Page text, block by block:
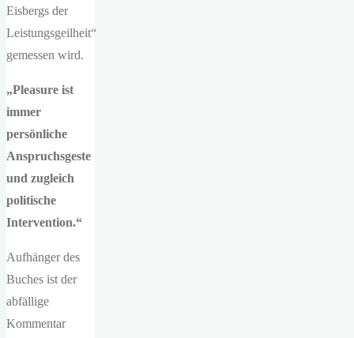
Eisbergs der
Leistungsgeilheit“
gemessen wird.
„Pleasure ist
immer
persönliche
Anspruchsgeste
und zugleich
politische
Intervention.“
Aufhänger des
Buches ist der
abfällige
Kommentar